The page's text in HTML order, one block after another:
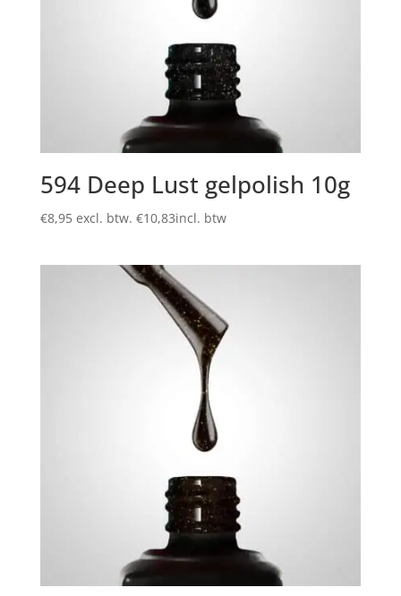
594 Deep Lust gelpolish 10g
€8,95 excl. btw. €10,83incl. btw